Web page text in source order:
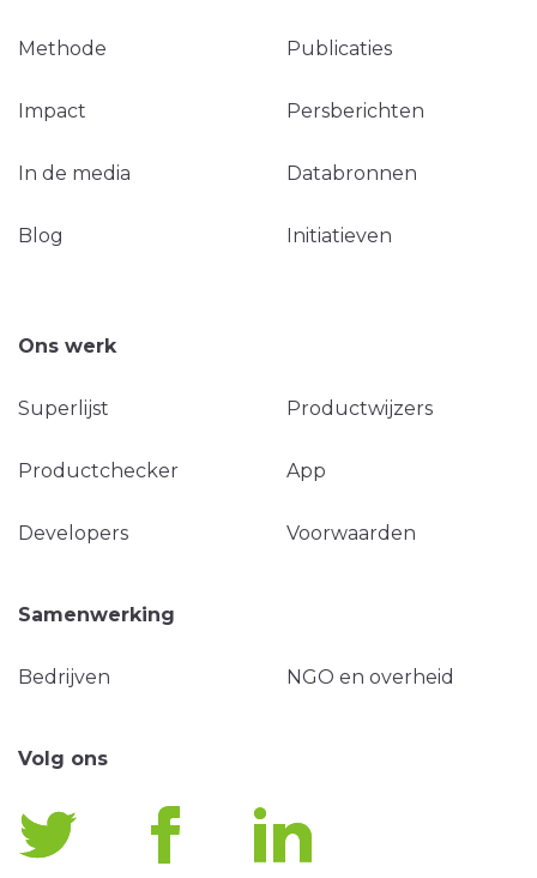
Methode Publicaties
Impact Persberichten
In de media Databronnen
Blog Initiatieven
Ons werk
Superlijst Productwijzers
Productchecker App
Developers Voorwaarden
Samenwerking
Bedrijven NGO en overheid
Volg ons